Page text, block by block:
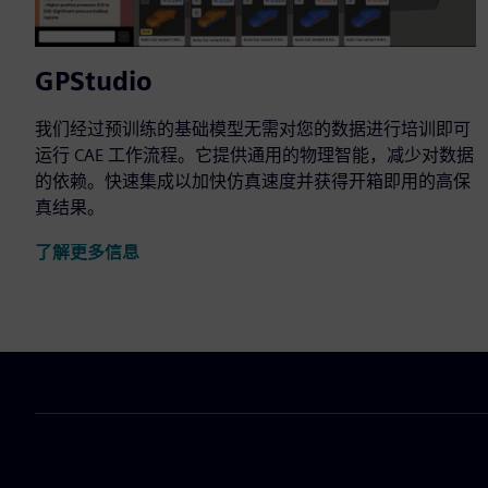
GPStudio
我们经过预训练的基础模型无需对您的数据进行培训即可
运行 CAE 工作流程。它提供通用的物理智能，减少对数据
的依赖。快速集成以加快仿真速度并获得开箱即用的高保
真结果。
了解更多信息